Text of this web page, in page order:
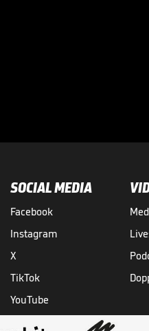
SOCIAL MEDIA
Facebook
Instagram
X
TikTok
YouTube